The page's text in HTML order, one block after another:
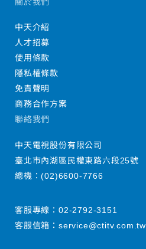
中天介紹
人才招募
使用條款
隱私權條款
免責聲明
商務合作方案
聯絡我們
中天電視股份有限公司
臺北市內湖區民權東路六段25號
總機：(02)6600-7766
客服專線： 02-2792-3151
客服信箱： service@ctitv.com.tw